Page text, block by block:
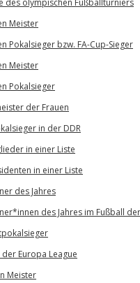
des olympischen Fußballturniers
Meister
Pokalsieger bzw. FA-Cup-Sieger
Meister
Pokalsieger
der Frauen
in der DDR
in einer Liste
in einer Liste
des Jahres
des Jahres im Fußball
Europa League
Meister